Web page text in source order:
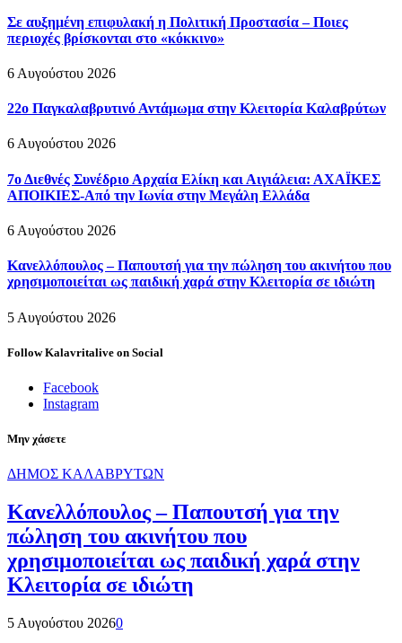
Σε αυξημένη επιφυλακή η Πολιτική Προστασία – Ποιες
περιοχές βρίσκονται στο «κόκκινο»
6 Αυγούστου 2026
22ο Παγκαλαβρυτινό Αντάμωμα στην Κλειτορία Καλαβρύτων
6 Αυγούστου 2026
7ο Διεθνές Συνέδριο Αρχαία Ελίκη και Αιγιάλεια: ΑΧΑΪΚΕΣ
ΑΠΟΙΚΙΕΣ-Από την Ιωνία στην Μεγάλη Ελλάδα
6 Αυγούστου 2026
Κανελλόπουλος – Παπουτσή για την πώληση του ακινήτου που
χρησιμοποιείται ως παιδική χαρά στην Κλειτορία σε ιδιώτη
5 Αυγούστου 2026
Follow Kalavritalive on Social
Facebook
Instagram
Μην χάσετε
ΔΗΜΟΣ ΚΑΛΑΒΡΥΤΩΝ
Κανελλόπουλος – Παπουτσή για την
πώληση του ακινήτου που
χρησιμοποιείται ως παιδική χαρά στην
Κλειτορία σε ιδιώτη
5 Αυγούστου 20260